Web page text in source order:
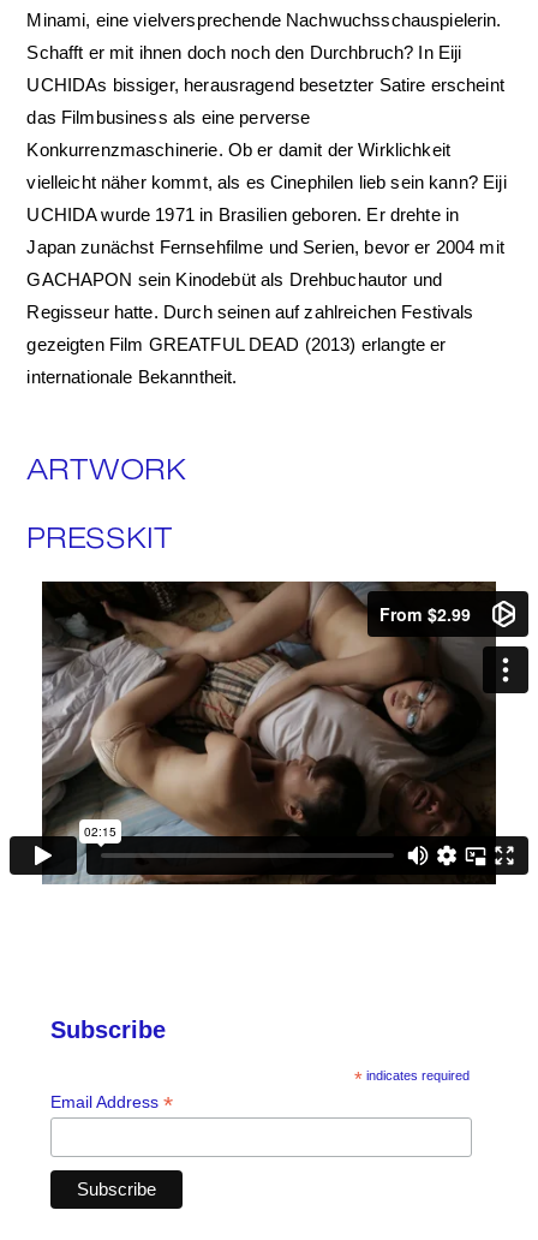
Minami, eine vielversprechende Nachwuchsschauspielerin.
Schafft er mit ihnen doch noch den Durchbruch? In Eiji
UCHIDAs bissiger, herausragend besetzter Satire erscheint
das Filmbusiness als eine perverse
Konkurrenzmaschinerie. Ob er damit der Wirklichkeit
vielleicht näher kommt, als es Cinephilen lieb sein kann? Eiji
UCHIDA wurde 1971 in Brasilien geboren. Er drehte in
Japan zunächst Fernsehfilme und Serien, bevor er 2004 mit
GACHAPON sein Kinodebüt als Drehbuchautor und
Regisseur hatte. Durch seinen auf zahlreichen Festivals
gezeigten Film GREATFUL DEAD (2013) erlangte er
internationale Bekanntheit.
ARTWORK
PRESSKIT
Subscribe
* indicates required
Email Address*